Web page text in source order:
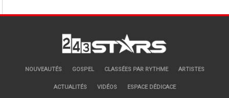
NOUVEAUTÉS GOSPEL CLASSÉES PAR RYTHME ARTISTES
ACTUALITÉS VIDÉOS ESPACE DÉDICACE